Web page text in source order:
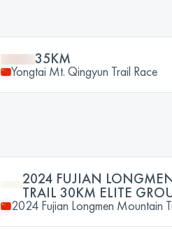
35KM
Yongtai Mt. Qingyun Trail Race
2024 FUJIAN
TRAIL 30KM ELITE
2024 Fujian Longmen Mountain